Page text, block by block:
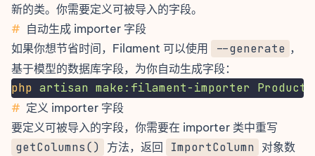
新的类。你需要定义可被导入的字段。
# 自动生成 importer 字段
如果你想节省时间，Filament 可以使用
--generate ，
基于模型的数据库字段，为你自动生成字段：
php artisan make:filament-importer Product
# 定义 importer 字段
要定义可被导入的字段，你需要在 importer 类中重写
getColumns() 方法，返回 ImportColumn 对象数